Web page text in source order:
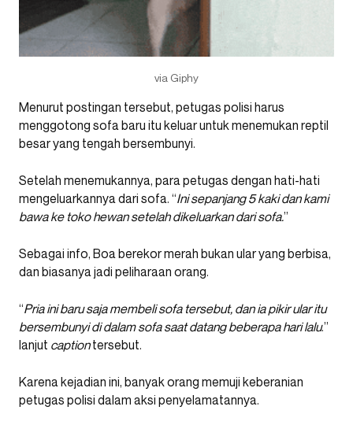
via Giphy
Menurut postingan tersebut, petugas polisi harus
menggotong sofa baru itu keluar untuk menemukan reptil
besar yang tengah bersembunyi.
Setelah menemukannya, para petugas dengan hati-hati
mengeluarkannya dari sofa. “Ini sepanjang 5 kaki dan kami
bawa ke toko hewan setelah dikeluarkan dari sofa.”
Sebagai info, Boa berekor merah bukan ular yang berbisa,
dan biasanya jadi peliharaan orang.
“Pria ini baru saja membeli sofa tersebut, dan ia pikir ular itu
bersembunyi di dalam sofa saat datang beberapa hari lalu.”
lanjut captiontersebut.
Karena kejadian ini, banyak orang memuji keberanian
petugas polisi dalam aksi penyelamatannya.